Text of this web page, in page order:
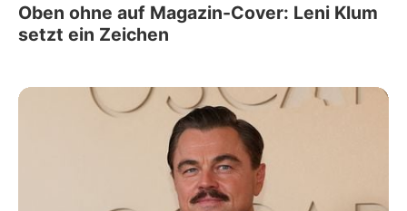
Oben ohne auf Magazin-Cover: Leni Klum
setzt ein Zeichen